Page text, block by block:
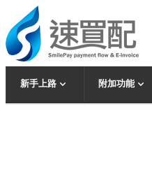
新手上路 附加功能